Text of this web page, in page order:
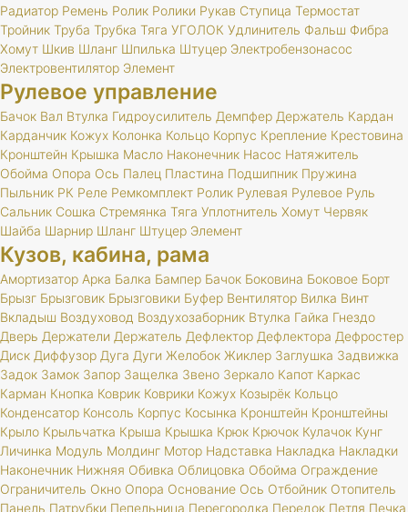
Радиатор Ремень Ролик Ролики Рукав Ступица Термостат
Тройник Труба Трубка Тяга УГОЛОК Удлинитель Фальш Фибра
Хомут Шкив Шланг Шпилька Штуцер Электробензонасос
Электровентилятор Элемент
Рулевое управление
Бачок Вал Втулка Гидроусилитель Демпфер Держатель Кардан
Карданчик Кожух Колонка Кольцо Корпус Крепление Крестовина
Кронштейн Крышка Масло Наконечник Насос Натяжитель
Обойма Опора Ось Палец Пластина Подшипник Пружина
Пыльник РК Реле Ремкомплект Ролик Рулевая Рулевое Руль
Сальник Сошка Стремянка Тяга Уплотнитель Хомут Червяк
Шайба Шарнир Шланг Штуцер Элемент
Кузов, кабина, рама
Амортизатор Арка Балка Бампер Бачок Боковина Боковое Борт
Брызг Брызговик Брызговики Буфер Вентилятор Вилка Винт
Вкладыш Воздуховод Воздухозаборник Втулка Гайка Гнездо
Дверь Держатели Держатель Дефлектор Дефлектора Дефростер
Диск Диффузор Дуга Дуги Желобок Жиклер Заглушка Задвижка
Задок Замок Запор Защелка Звено Зеркало Капот Каркас
Карман Кнопка Коврик Коврики Кожух Козырёк Кольцо
Конденсатор Консоль Корпус Косынка Кронштейн Кронштейны
Крыло Крыльчатка Крыша Крышка Крюк Крючок Кулачок Кунг
Личинка Модуль Молдинг Мотор Надставка Накладка Накладки
Наконечник Нижняя Обивка Облицовка Обойма Ограждение
Ограничитель Окно Опора Основание Ось Отбойник Отопитель
Панель Патрубки Пепельница Перегородка Передок Петля Печка